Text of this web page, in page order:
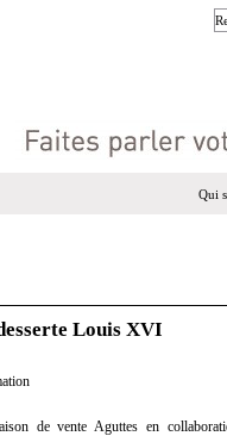
Qui
Louis XVI
de vente Aguttes en